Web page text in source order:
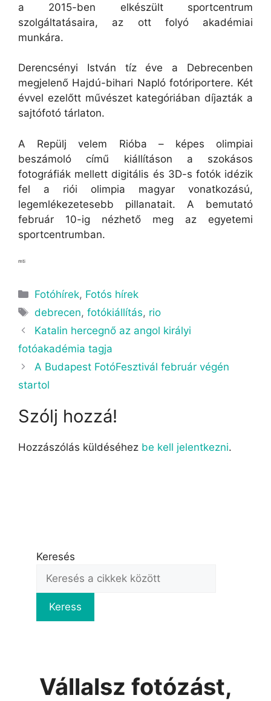
a 2015-ben elkészült sportcentrum
szolgáltatásaira, az ott folyó akadémiai
munkára.
Derencsényi István tíz éve a Debrecenben
megjelenő Hajdú-bihari Napló fotóriportere. Két
évvel ezelőtt művészet kategóriában díjazták a
sajtófotó tárlaton.
A Repülj velem Rióba – képes olimpiai
beszámoló című kiállításon a szokásos
fotográfiák mellett digitális és 3D-s fotók idézik
fel a riói olimpia magyar vonatkozású,
legemlékezetesebb pillanatait. A bemutató
február 10-ig nézhető meg az egyetemi
sportcentrumban.
mti
Kategória
Fotóhírek, Fotós hírek
Címkék
debrecen,fotókiállítás, rio
Katalin hercegnő az angol királyi
fotóakadémia tagja
A Budapest FotóFesztivál február végén
startol
Szólj hozzá!
Hozzászólás küldéséhez be kell jelentkezni.
Keresés
Keress
Vállalsz fotózást,